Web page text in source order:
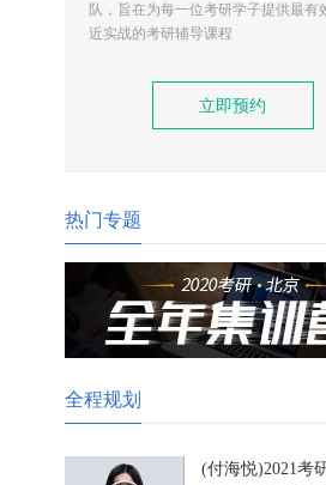
队，旨在为每一位考研学子提供最有
近实战的考研辅导课程
立即预约
热门专题
全程规划
(付海悦)2021考
2021考研政治基
导学
2021考研政治基础
验班
(付海悦)2021考